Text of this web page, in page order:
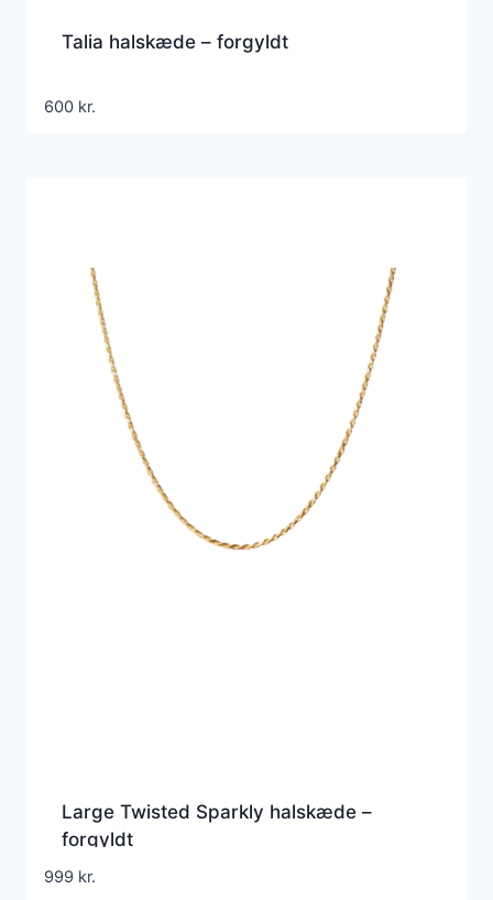
Talia halskæde – forgyldt
600 kr.
Large Twisted Sparkly halskæde –
forgyldt
999 kr.